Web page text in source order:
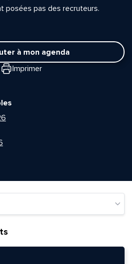
posées pas des recruteurs.
à mon agenda
Imprimer